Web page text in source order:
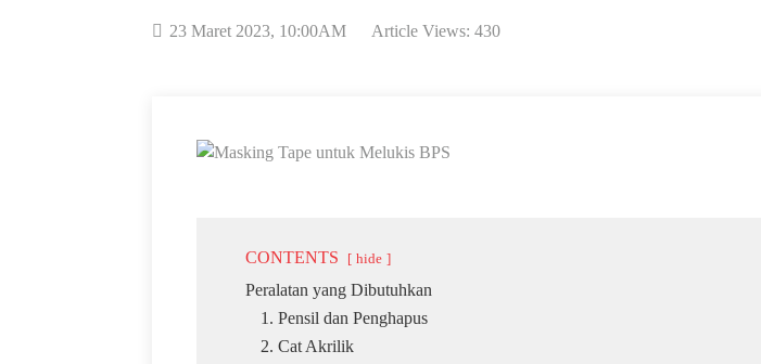
23 Maret 2023, 10:00AM Article Views: 430
CONTENTS hide
Peralatan yang Dibutuhkan
1. Pensil dan Penghapus
2. Cat Akrilik